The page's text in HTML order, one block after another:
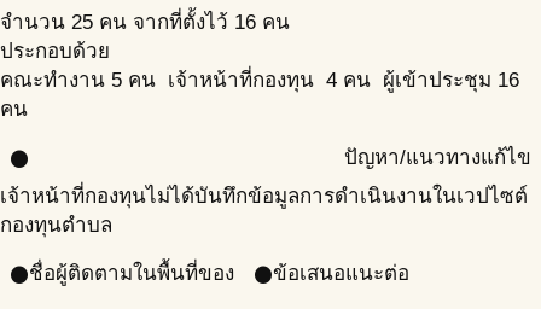
จำนวน 25 คน จากที่ตั้งไว้ 16 คน
ประกอบด้วย
คณะทำงาน 5 คน เจ้าหน้าที่กองทุน 4 คน ผู้เข้าประชุม 16
คน
circle
ปัญหา/แนวทางแก้ไข
เจ้าหน้าที่กองทุนไม่ได้บันทึกข้อมูลการดำเนินงานในเวปไซต์
กองทุนตำบล
circleชื่อผู้ติดตามในพื้นที่ของ circleข้อเสนอแนะต่อ